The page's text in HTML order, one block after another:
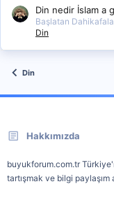
Din nedir İslam a
Başlatan
Din
Din
Hakkımızda
buyukforum.com.tr
tartışmak ve bilgi